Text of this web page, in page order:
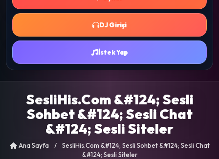
DJ Girişi
İstek Yap
SesliHis.Com &#124; Sesli
Sohbet &#124; Sesli Chat
&#124; Sesli Siteler
Ana Sayfa /
SesliHis.Com &#124; Sesli Sohbet &#124; Sesli Chat
&#124; Sesli Siteler